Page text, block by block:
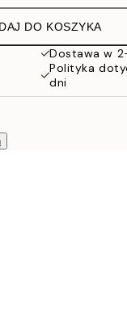
DO KOSZYKA
Dostawa w
Polityka
dni